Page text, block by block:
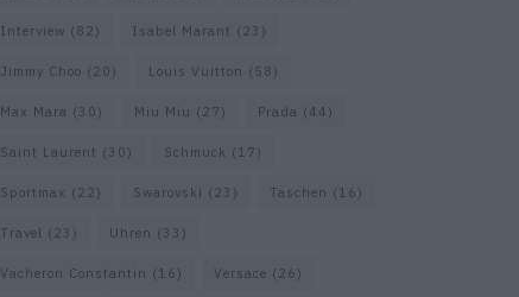
Interview (82) Isabel Marant (23)
Jimmy Choo (20) Louis Vuitton (58)
Max Mara (30) Miu Miu (27) Prada (44)
Saint Laurent (30) Schmuck (17)
Sportmax (22) Swarovski (23) Taschen (16)
Travel (23) Uhren (33)
Vacheron Constantin (16) Versace (26)